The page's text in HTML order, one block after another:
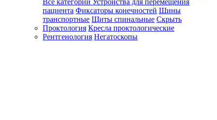
Все категории Устройства для перемещения
пациента Фиксаторы конечностей Шины
транспортные Щиты спинальные Скрыть
Проктология Кресла проктологические
Рентгенология Негатоскопы